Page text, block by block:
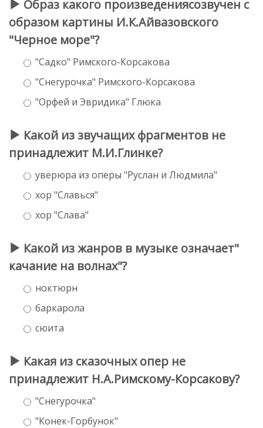
Образ какого произведениясозвучен с
образом картины И.К.Айвазовского
"Черное море"?
"Садко" Римского-Корсакова
"Снегурочка" Римского-Корсакова
"Орфей и Эвридика" Глюка
Какой из звучащих фрагментов не
принадлежит М.И.Глинке?
уверюра из оперы "Руслан и Людмила"
хор "Славься"
хор "Слава"
Какой из жанров в музыке означает"
качание на волнах"?
ноктюрн
баркарола
сюита
Какая из сказочных опер не
принадлежит Н.А.Римскому-Корсакову?
"Снегурочка"
"Конек-Горбунок"